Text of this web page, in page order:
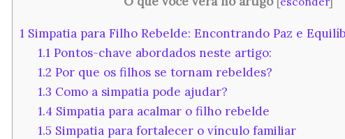
1 Simpatia para Filho Rebelde: Encontrando Paz e
1.1Pontos-chave abordados neste artigo:
1.2 Por que os filhos se tornam rebeldes?
1.3 Como a simpatia pode ajudar?
1.4 Simpatia para acalmar o filho rebelde
1.5 Simpatia para fortalecer o vínculo familiar